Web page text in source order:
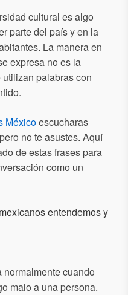
cultural es algo
parte del país y en la
La manera en
expresa no es la
palabras con
Méxicoescucharas
no te asustes. Aquí
de estas frases para
como un
entendemos y
cuando
malo a una persona.